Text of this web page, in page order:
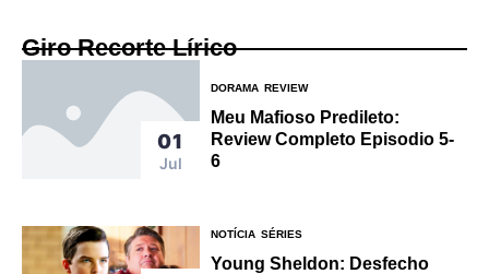
Giro Recorte Lírico
01
Jul
DORAMA REVIEW
Meu Mafioso Predileto:
Review Completo Episodio 5-
6
NOTÍCIA SÉRIES
Young Sheldon: Desfecho